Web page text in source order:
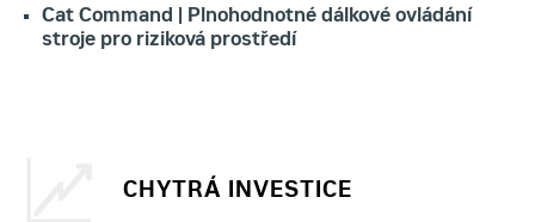
Cat Command | Plnohodnotné dálkové ovládání
stroje pro riziková prostředí
CHYTRÁ INVESTICE